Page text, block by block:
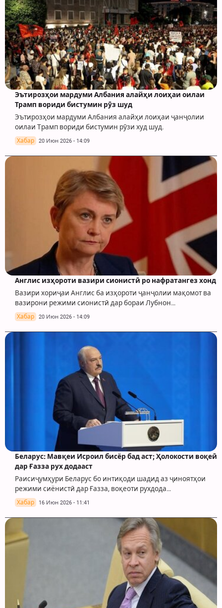
Эътирозҳои мардуми Албания алайҳи лоиҳаи оилаи
Трамп вориди бистумин рӯз шуд
Эътирозҳои мардуми Албания алайҳи лоиҳаи ҷанҷолии
оилаи Трамп вориди бистумин рӯзи худ шуд.
Хабар 20 Июн 2026 - 14:09
Англис изҳороти вазири сионистӣ ро нафратангез хонд
Вазири хориҷаи Англис ба изҳороти ҷанҷолии мақомот ва
вазирони режими сионистӣ дар бораи Лубнон…
Хабар 20 Июн 2026 - 14:09
Беларус: Мавқеи Исроил бисёр бад аст; Ҳолокости воқеӣ
дар Ғазза рух додааст
Раисиҷумҳури Беларус бо интиқоди шадид аз ҷиноятҳои
режими сиёнистӣ дар Ғазза, воқеоти рухдода…
Хабар 16 Июн 2026 - 11:41